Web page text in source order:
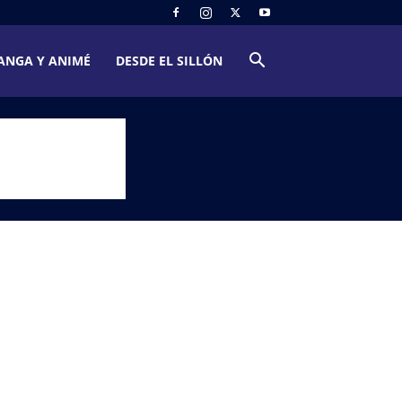
Y ANIMÉ DESDE EL SILLÓN